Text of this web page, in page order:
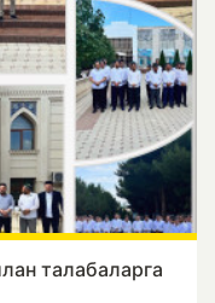
талабаларга